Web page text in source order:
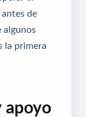
antes de
algunos
la primera
apoyo